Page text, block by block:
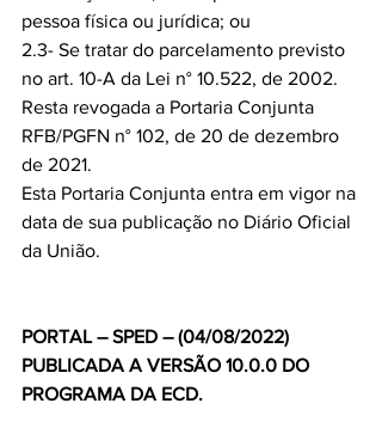
pessoa física ou jurídica; ou
2.3- Se tratar do parcelamento previsto
no art. 10-A da Lei n° 10.522, de 2002.
Resta revogada a Portaria Conjunta
RFB/PGFN n° 102, de 20 de dezembro
de 2021.
Esta Portaria Conjunta entra em vigor na
data de sua publicação no Diário Oficial
da União.
PORTAL – SPED – (04/08/2022)
PUBLICADA A VERSÃO 10.0.0 DO
PROGRAMA DA ECD.